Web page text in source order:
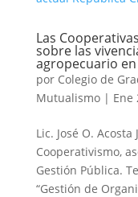
Las
sobre las
agropecuario en
por Colegio de
Mutualismo| Ene
Lic. José O.
Cooperativismo,
Gestión Pública.
“Gestión de